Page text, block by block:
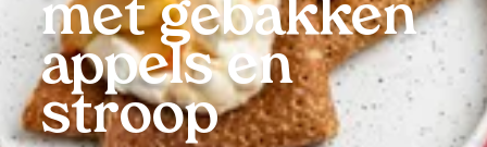
met gebakken
appels en
stroop